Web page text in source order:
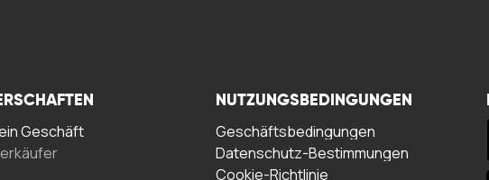
Geschäft
NUTZUNGSBEDINGUNGEN
Geschäftsbedingungen
Datenschutz-Bestimmungen
Cookie-Richtlinie